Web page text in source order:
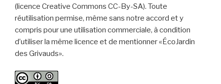
(licence Creative Commons CC-By-SA). Toute
réutilisation permise, même sans notre accord et y
compris pour une utilisation commerciale, à condition
d’utiliser la même licence et de mentionner «ÉcoJardin
des Grivauds».